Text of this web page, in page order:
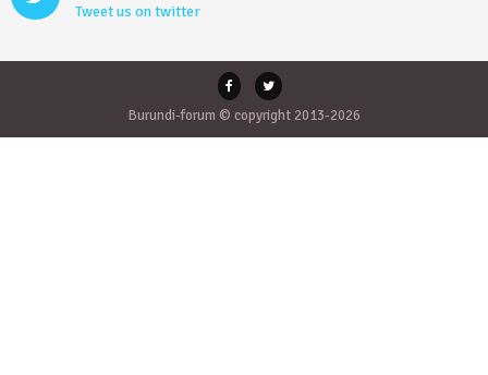
Tweet us on twitter
Burundi-forum © copyright 2013-2026